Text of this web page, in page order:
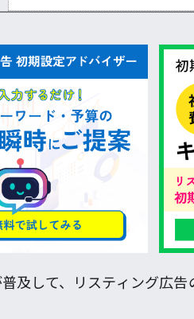
及して、リスティング広